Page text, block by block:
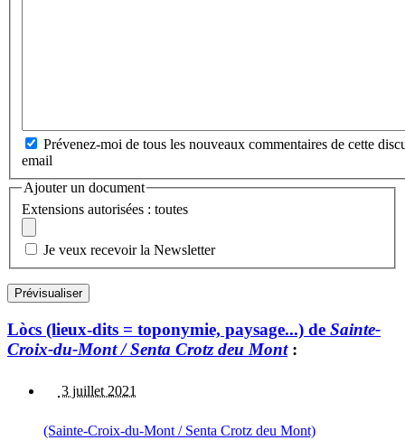
Prévenez-moi de tous les nouveaux commentaires de cette
email
Ajouter un document
Extensions autorisées : toutes
Je veux recevoir la Newsletter
Lòcs (lieux-dits = toponymie, paysage...) de Sainte-
Croix-du-Mont / Senta Crotz deu Mont:
3 juillet 2021
(Sainte-Croix-du-Mont / Senta Crotz deu Mont)